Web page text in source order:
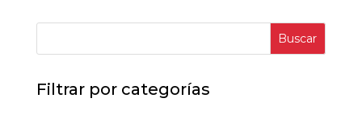
Buscar
Filtrar por categorías